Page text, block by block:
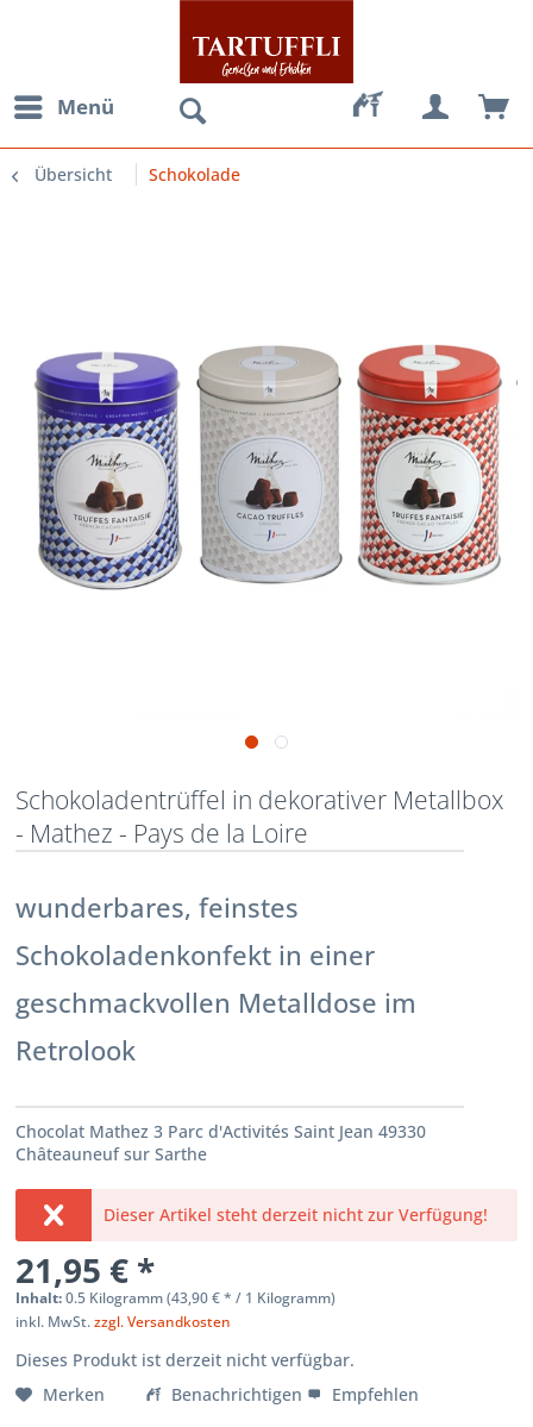
Menü
Übersicht Schokolade
Schokoladentrüffel in dekorativer Metallbox
- Mathez - Pays de la Loire
wunderbares, feinstes
Schokoladenkonfekt in einer
geschmackvollen Metalldose im
Retrolook
Chocolat Mathez 3 Parc d'Activités Saint Jean 49330
Châteauneuf sur Sarthe
Dieser Artikel steht derzeit nicht zur Verfügung!
21,95 € *
Inhalt:0.5 Kilogramm (43,90 €* / 1 Kilogramm)
inkl. MwSt.zzgl. Versandkosten
Dieses Produkt ist derzeit nicht verfügbar.
Merken
Benachrichtigen Empfehlen